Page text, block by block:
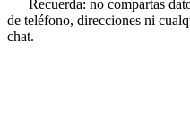
Recuerda: no compartas
de teléfono, direcciones ni
chat.